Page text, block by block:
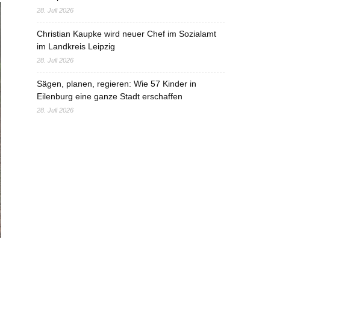
28. Juli 2026
Christian Kaupke wird neuer Chef im Sozialamt
im Landkreis Leipzig
28. Juli 2026
Sägen, planen, regieren: Wie 57 Kinder in
Eilenburg eine ganze Stadt erschaffen
28. Juli 2026